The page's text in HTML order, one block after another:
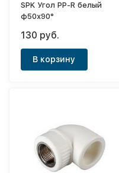
SPK Угол PP-R белый
ф50х90°
130 руб.
В корзину